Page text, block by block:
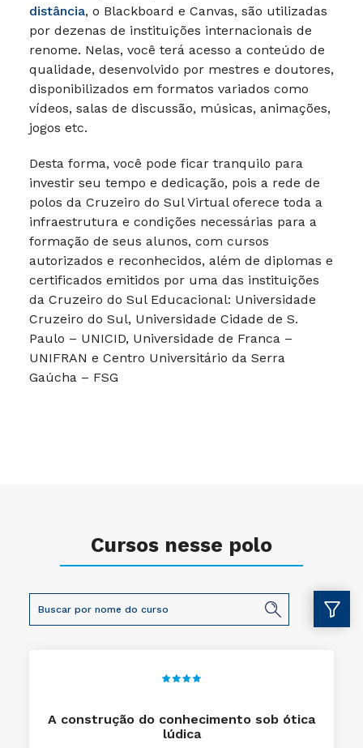
distância, o Blackboard e Canvas, são utilizadas
por dezenas de instituições internacionais de
renome. Nelas, você terá acesso a conteúdo de
qualidade, desenvolvido por mestres e doutores,
disponibilizados em formatos variados como
vídeos, salas de discussão, músicas, animações,
jogos etc.
Desta forma, você pode ficar tranquilo para
investir seu tempo e dedicação, pois a rede de
polos da Cruzeiro do Sul Virtual oferece toda a
infraestrutura e condições necessárias para a
formação de seus alunos, com cursos
autorizados e reconhecidos, além de diplomas e
certificados emitidos por uma das instituições
da Cruzeiro do Sul Educacional: Universidade
Cruzeiro do Sul, Universidade Cidade de S.
Paulo – UNICID, Universidade de Franca –
UNIFRAN e Centro Universitário da Serra
Gaúcha – FSG
Cursos nesse polo
A construção do conhecimento sob ótica
lúdica